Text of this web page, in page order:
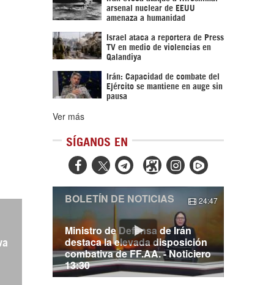
arsenal nuclear de EEUU
amenaza a humanidad
Israel ataca a reportera de Press
TV en medio de violencias en
Qalandiya
Irán: Capacidad de combate del
Ejército se mantiene en auge sin
pausa
Ver más
SÍGANOS EN
  
Ministro de Defensa de Irán
destaca la elevada disposición
combativa de FF.AA. - Noticiero
13:30
BOLETÍN DE NOTICIAS 24:47